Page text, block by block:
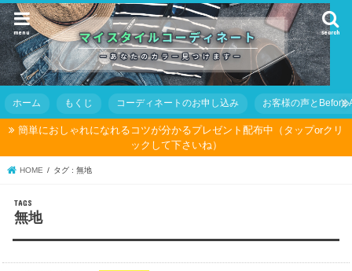
search
menu
ホーム もくじ コーディネートのお申し込み お客様の声とBefore
簡単におしゃれになれるコツが分かるプレゼント配布中（タップorクリ
ックして下さいね）
HOME タグ : 無地
無地